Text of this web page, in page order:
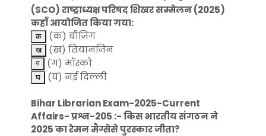
(SCO) राष्ट्राध्यक्ष परिषद शिखर सम्मेलन (2025)
कहाँ आयोजित किया गया:
(क) बीजिंग
(ख) तियानजिन
(ग) मॉस्को
(घ) नई दिल्ली
Bihar Librarian Exam-2025-Current
Affairs- प्रश्न-205 :- किस भारतीय संगठन ने
2025 का रेमन मैग्सेसे पुरस्कार जीता?